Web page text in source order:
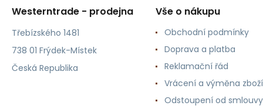
Westerntrade - prodejna
Třebízského 1481
738 01 Frýdek-Místek
Česká Republika
Vše o nákupu
Obchodní podmínky
Doprava a platba
Reklamační řád
Vrácení a výměna zboží
Odstoupení od smlouvy